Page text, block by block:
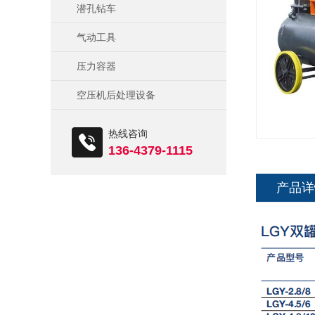
潜孔钻车
气动工具
压力容器
空压机后处理设备
热线咨询
136-4379-1115
产品